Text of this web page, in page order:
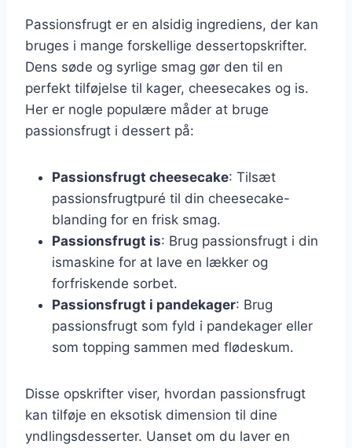
Passionsfrugt er en alsidig ingrediens, der kan
bruges i mange forskellige dessertopskrifter.
Dens søde og syrlige smag gør den til en
perfekt tilføjelse til kager, cheesecakes og is.
Her er nogle populære måder at bruge
passionsfrugt i dessert på:
Passionsfrugt cheesecake: Tilsæt
passionsfrugtpuré til din cheesecake-
blanding for en frisk smag.
Passionsfrugt is: Brug passionsfrugt i din
ismaskine for at lave en lækker og
forfriskende sorbet.
Passionsfrugt i pandekager: Brug
passionsfrugt som fyld i pandekager eller
som topping sammen med flødeskum.
Disse opskrifter viser, hvordan passionsfrugt
kan tilføje en eksotisk dimension til dine
yndlingsdesserter. Uanset om du laver en